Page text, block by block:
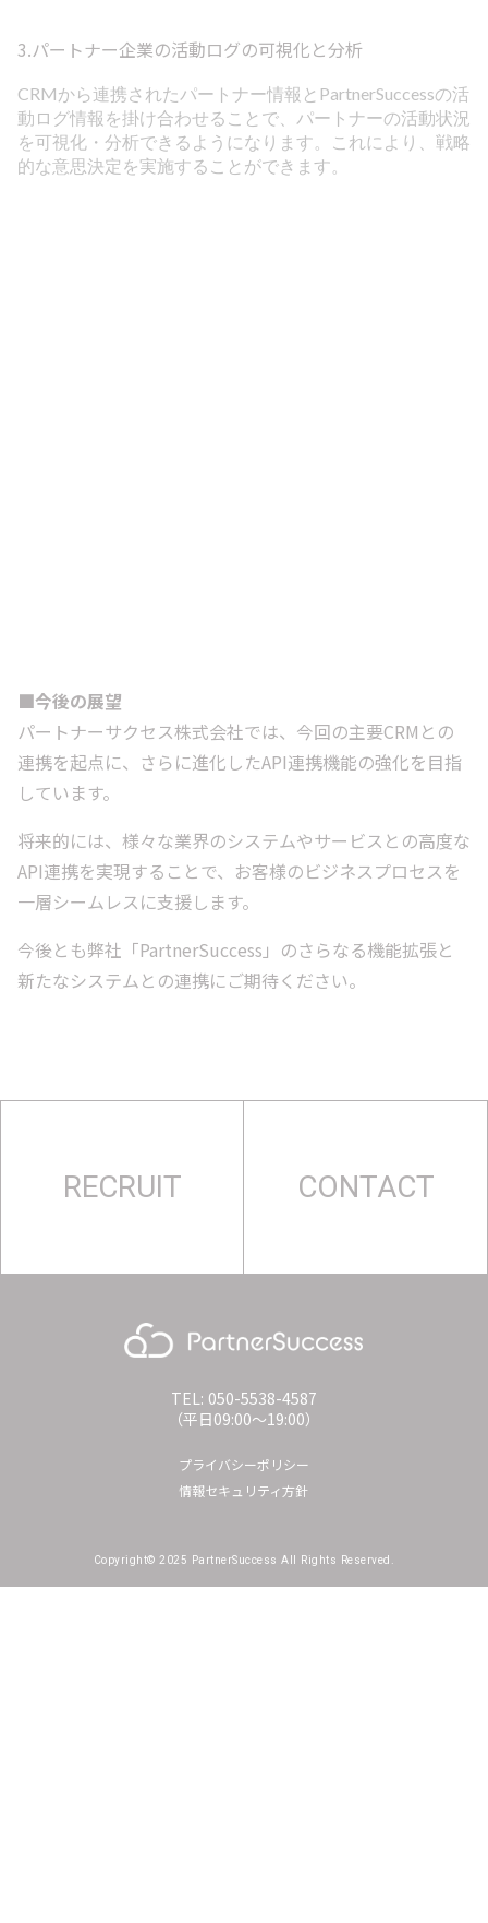
3.パートナー企業の活動ログの可視化と分析
CRMから連携されたパートナー情報とPartnerSuccessの活
動ログ情報を掛け合わせることで、パートナーの活動状況
を可視化・分析できるようになります。これにより、戦略
的な意思決定を実施することができます。
■今後の展望
パートナーサクセス株式会社では、今回の主要CRMとの
連携を起点に、さらに進化したAPI連携機能の強化を目指
しています。
将来的には、様々な業界のシステムやサービスとの高度な
API連携を実現することで、お客様のビジネスプロセスを
一層シームレスに支援します。
今後とも弊社「PartnerSuccess」のさらなる機能拡張と
新たなシステムとの連携にご期待ください。
RECRUIT CONTACT
TEL: 050-5538-4587
（平日09:00〜19:00）
プライバシーポリシー
情報セキュリティ方針
Copyright© 2025 PartnerSuccess All Rights Reserved.